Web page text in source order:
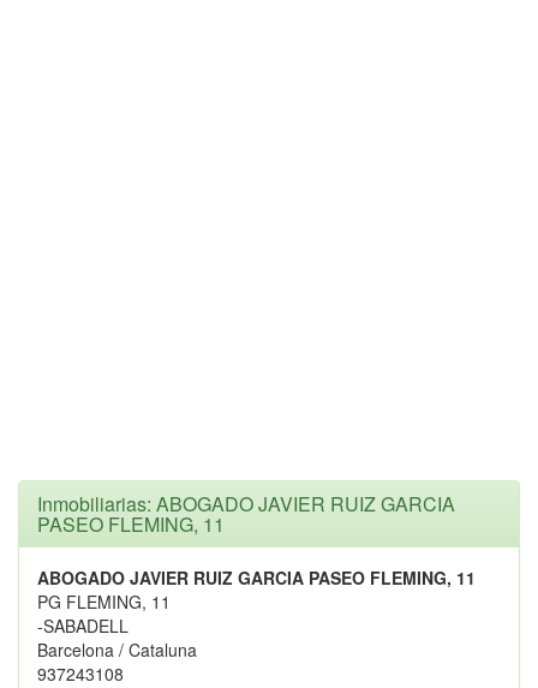
Inmobiliarias: ABOGADO JAVIER RUIZ GARCIA
PASEO FLEMING, 11
ABOGADO JAVIER RUIZ GARCIA PASEO FLEMING, 11
PG FLEMING, 11
-SABADELL
Barcelona / Cataluna
937243108